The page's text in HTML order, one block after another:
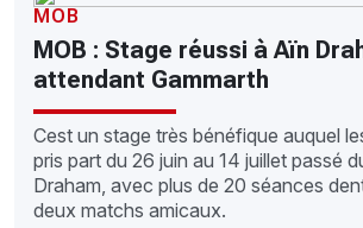
MOB
MOB : Stage réussi à Aïn
attendant Gammarth
Cest un stage très bénéfique auquel
pris part du 26 juin au 14 juillet passé
Draham, avec plus de 20 séances
deux matchs amicaux.